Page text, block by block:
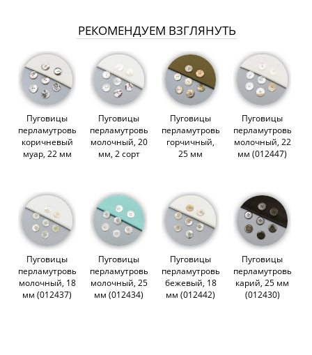
РЕКОМЕНДУЕМ ВЗГЛЯНУТЬ
Пуговицы
перламутровые,
коричневый
муар, 22 мм
Пуговицы
перламутровые,
молочный, 20
мм, 2 сорт
Пуговицы
перламутровые,
горчичный,
25 мм
Пуговицы
перламутровые,
молочный, 22
мм (012447)
Пуговицы
перламутровые,
молочный, 18
мм (012437)
Пуговицы
перламутровые,
молочный, 25
мм (012434)
Пуговицы
перламутровые,
бежевый, 18
мм (012442)
Пуговицы
перламутровые,
карий, 25 мм
(012430)